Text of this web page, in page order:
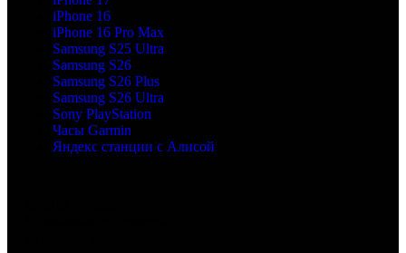
iPhone 16
iPhone 16 Pro Max
Samsung S25 Ultra
Samsung S26
Samsung S26 Plus
Samsung S26 Ultra
Sony PlayStation
Часы Garmin
Яндекс станции с Алисой